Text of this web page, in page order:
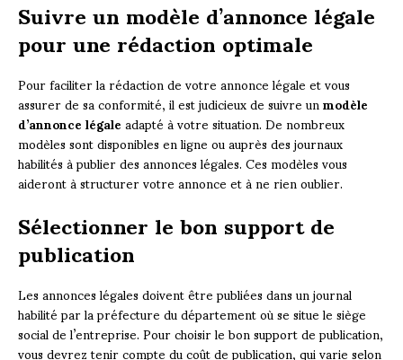
Suivre un modèle d’annonce légale
pour une rédaction optimale
Pour faciliter la rédaction de votre annonce légale et vous
assurer de sa conformité, il est judicieux de suivre unmodèle
d’annonce légaleadapté à votre situation. De nombreux
modèles sont disponibles en ligne ou auprès des journaux
habilités à publier des annonces légales. Ces modèles vous
aideront à structurer votre annonce et à ne rien oublier.
Sélectionner le bon support de
publication
Les annonces légales doivent être publiées dans un journal
habilité par la préfecture du département où se situe le siège
social de l’entreprise. Pour choisir le bon support de publication,